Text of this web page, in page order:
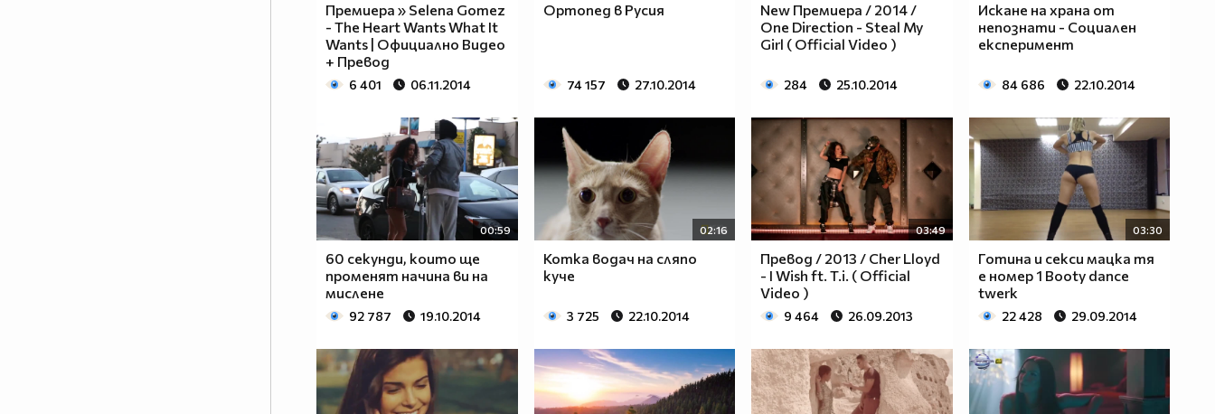
Премиера » Selena Gomez
- The Heart Wants What It
Wants | Официално Видео
+ Превод
6 401 06.11.2014
Ортопед в Русия
74 157 27.10.2014
New Премиера / 2014 /
One Direction - Steal My
Girl ( Official Video )
284 25.10.2014
Искане на храна от
непознати - Социален
експеримент
84 686 22.10.2014
00:59
60 секунди, които ще
променят начина ви на
мислене
92 787 19.10.2014
02:16
Котка водач на сляпо
куче
3 725 22.10.2014
03:49
Превод / 2013 / Cher Lloyd
- I Wish ft. T.i. ( Official
Video )
9 464 26.09.2013
03:30
Готина и секси мацка тя
е номер 1 Booty dance
twerk
22 428 29.09.2014